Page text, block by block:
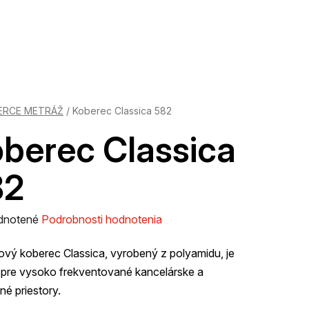
METRÁŽ / Koberec Classica 582
Classica
Podrobnosti hodnotenia
koberec Classica, vyrobený z polyamidu, je
vysoko frekventované kancelárske a
priestory.